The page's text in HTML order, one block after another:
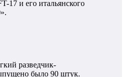
17 и его итальянского
разведчик-
было 90 штук.